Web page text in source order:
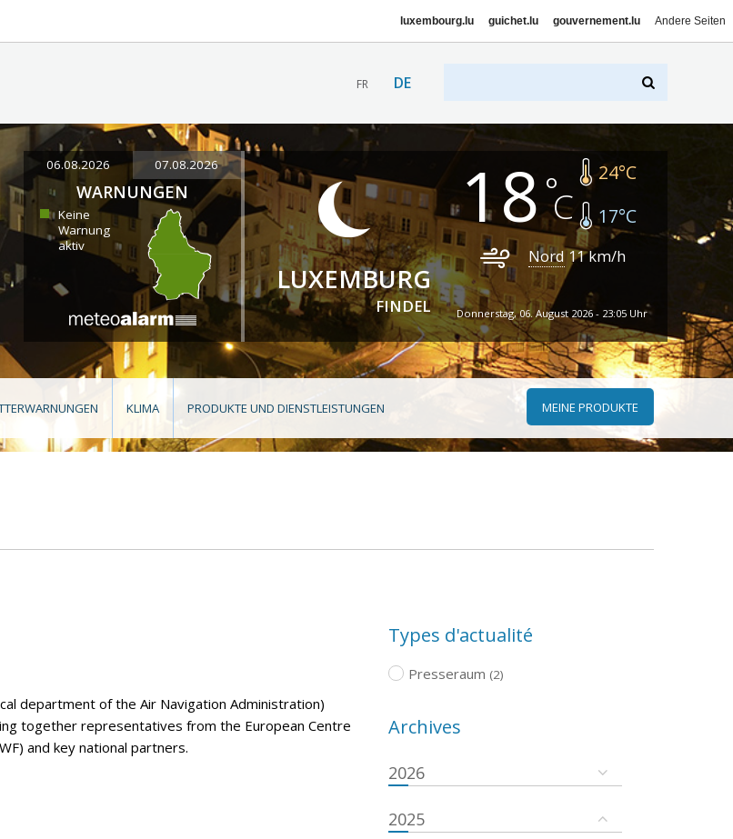
luxembourg.lu guichet.lu gouvernement.lu Andere Seiten
FR DE
06.08.2026 07.08.2026
WARNUNGEN
Keine
Warnung
aktiv
LUXEMBURG
FINDEL
18 24°C
17°C
Nord 11km/h
Donnerstag, 06. August 2026 - 23:05 Uhr
KLIMA PRODUKTE UND DIENSTLEISTUNGEN MEINE PRODUKTE
department of the Air Navigation Administration)
together representatives from the European Centre
and key national partners.
Types d'actualité
Presseraum (2)
Archives
2026
2025